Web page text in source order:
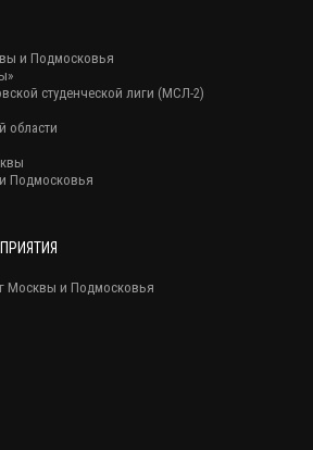
и Подмосковья
студенческой лиги (МСЛ-2)
области
Подмосковья
Москвы и Подмосковья